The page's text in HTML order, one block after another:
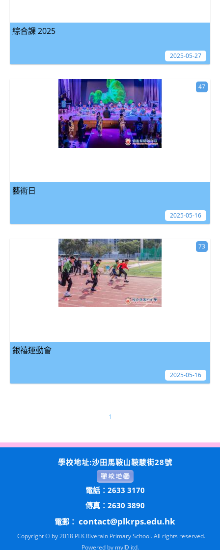
綜合課 2025
2025-05-27
藝術日
47
2025-05-16
銀禧運動會
73
2025-05-16
1
學校地址:沙田馬鞍山鞍駿街28號
電話：2633 3170
傳真：2630 3890
電郵： contact@plkrps.edu.hk
Copyright © by 2018 PLK Riverain Primary School. All rights reserved.
Powered by myID itd.